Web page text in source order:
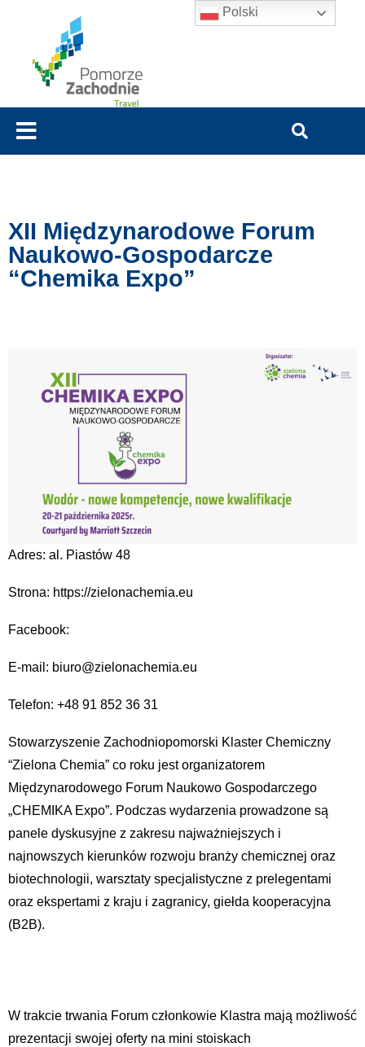
XII Międzynarodowe Forum
Naukowo-Gospodarcze
“Chemika Expo”
Adres: al. Piastów 48
Strona: https://zielonachemia.eu
Facebook:
E-mail: biuro@zielonachemia.eu
Telefon: +48 91 852 36 31
Stowarzyszenie Zachodniopomorski Klaster Chemiczny
“Zielona Chemia” co roku jest organizatorem
Międzynarodowego Forum Naukowo Gospodarczego
„CHEMIKA Expo”. Podczas wydarzenia prowadzone są
panele dyskusyjne z zakresu najważniejszych i
najnowszych kierunków rozwoju branży chemicznej oraz
biotechnologii, warsztaty specjalistyczne z prelegentami
oraz ekspertami z kraju i zagranicy, giełda kooperacyjna
(B2B).
W trakcie trwania Forum członkowie Klastra mają możliwość
prezentacji swojej oferty na mini stoiskach
Polski